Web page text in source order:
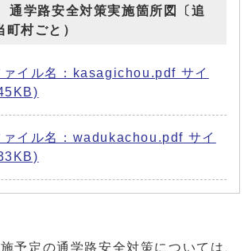
学路安全対策実施箇所図〔追
村ごと）
イル名：kasagichou.pdf サイ
イル名：wadukachou.pdf サイ
予定の通学路安全対策については、